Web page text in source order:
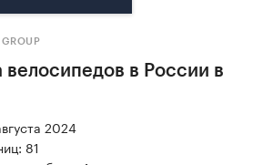
GROUP
в России в
2024
81